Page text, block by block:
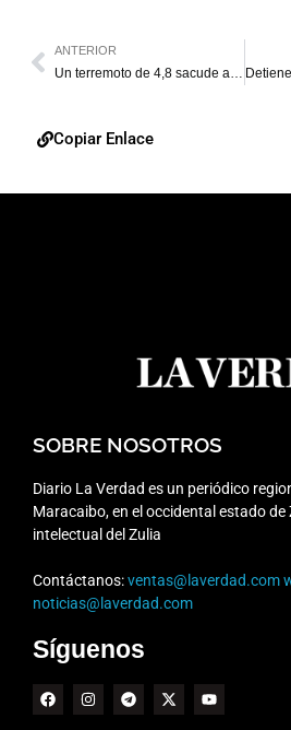
ANTERIOR
Un terremoto de 4,8 sacude a Sicilia en Italia
Copiar Enlace
SOBRE NOSOTROS
Diario La Verdad es un periódico
Maracaibo, en el occidental estado de
intelectual del Zulia
Contáctanos:ventas@laverdad.com
noticias@laverdad.com
Síguenos